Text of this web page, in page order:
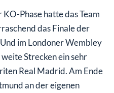
Phase hatte das Team
das Finale der
im Londoner Wembley
Strecken ein sehr
Real Madrid. Am Ende
an der eigenen